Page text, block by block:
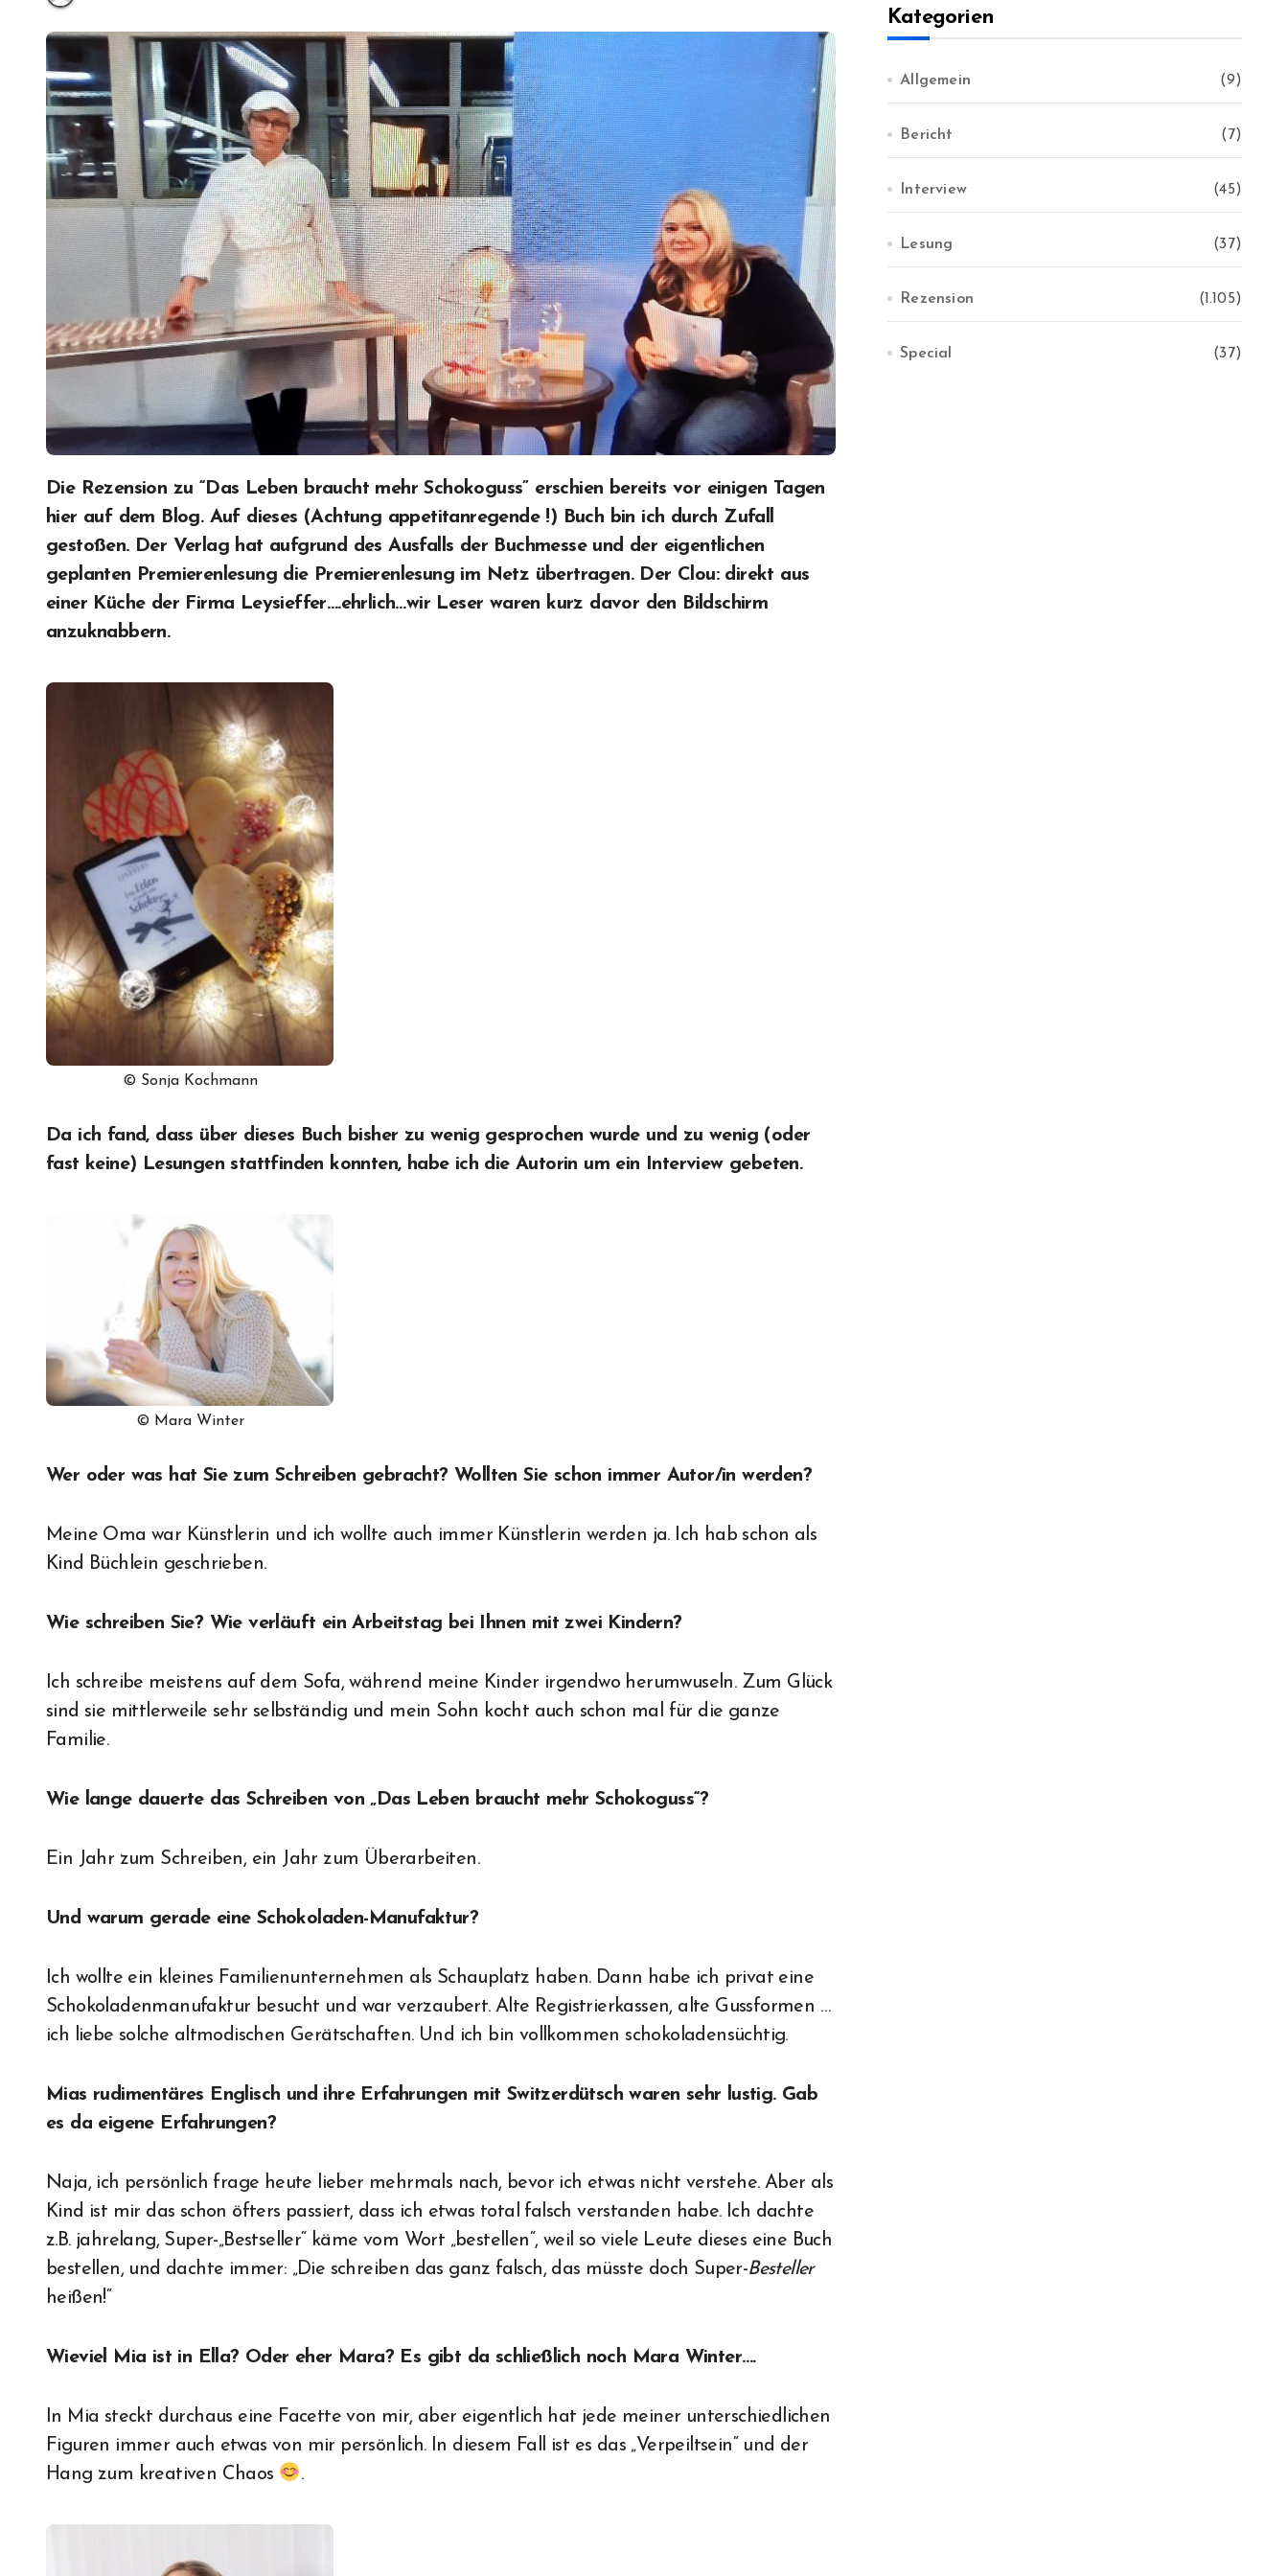
Die Rezension zu “Das Leben braucht mehr Schokoguss” erschien bereits vor einigen Tagen
hier auf dem Blog. Auf dieses (Achtung appetitanregende !) Buch bin ich durch Zufall
gestoßen. Der Verlag hat aufgrund des Ausfalls der Buchmesse und der eigentlichen
geplanten Premierenlesung die Premierenlesung im Netz übertragen. Der Clou: direkt aus
einer Küche der Firma Leysieffer….ehrlich…wir Leser waren kurz davor den Bildschirm
anzuknabbern.
© Sonja Kochmann
Da ich fand, dass über dieses Buch bisher zu wenig gesprochen wurde und zu wenig (oder
fast keine) Lesungen stattfinden konnten, habe ich die Autorin um ein Interview gebeten.
© Mara Winter
Wer oder was hat Sie zum Schreiben gebracht? Wollten Sie schon immer Autor/in werden?
Meine Oma war Künstlerin und ich wollte auch immer Künstlerin werden ja. Ich hab schon als
Kind Büchlein geschrieben.
Wie schreiben Sie? Wie verläuft ein Arbeitstag bei Ihnen mit zwei Kindern?
Ich schreibe meistens auf dem Sofa, während meine Kinder irgendwo herumwuseln. Zum Glück
sind sie mittlerweile sehr selbständig und mein Sohn kocht auch schon mal für die ganze
Familie.
Wie lange dauerte das Schreiben von „Das Leben braucht mehr Schokoguss“?
Ein Jahr zum Schreiben, ein Jahr zum Überarbeiten.
Und warum gerade eine Schokoladen-Manufaktur?
Ich wollte ein kleines Familienunternehmen als Schauplatz haben. Dann habe ich privat eine
Schokoladenmanufaktur besucht und war verzaubert. Alte Registrierkassen, alte Gussformen …
ich liebe solche altmodischen Gerätschaften. Und ich bin vollkommen schokoladensüchtig.
Mias rudimentäres Englisch und ihre Erfahrungen mit Switzerdütsch waren sehr lustig. Gab
es da eigene Erfahrungen?
Naja, ich persönlich frage heute lieber mehrmals nach, bevor ich etwas nicht verstehe. Aber als
Kind ist mir das schon öfters passiert, dass ich etwas total falsch verstanden habe. Ich dachte
z.B. jahrelang, Super-„Bestseller“ käme vom Wort „bestellen“, weil so viele Leute dieses eine Buch
bestellen, und dachte immer: „Die schreiben das ganz falsch, das müsste doch Super-Besteller
heißen!“
Wieviel Mia ist in Ella? Oder eher Mara? Es gibt da schließlich noch Mara Winter….
In Mia steckt durchaus eine Facette von mir, aber eigentlich hat jede meiner unterschiedlichen
Figuren immer auch etwas von mir persönlich. In diesem Fall ist es das „Verpeiltsein“ und der
Hang zum kreativen Chaos
.
v
Kategorien
Allgemein (9)
Bericht (7)
Interview (45)
Lesung (37)
Rezension (1.105)
Special (37)